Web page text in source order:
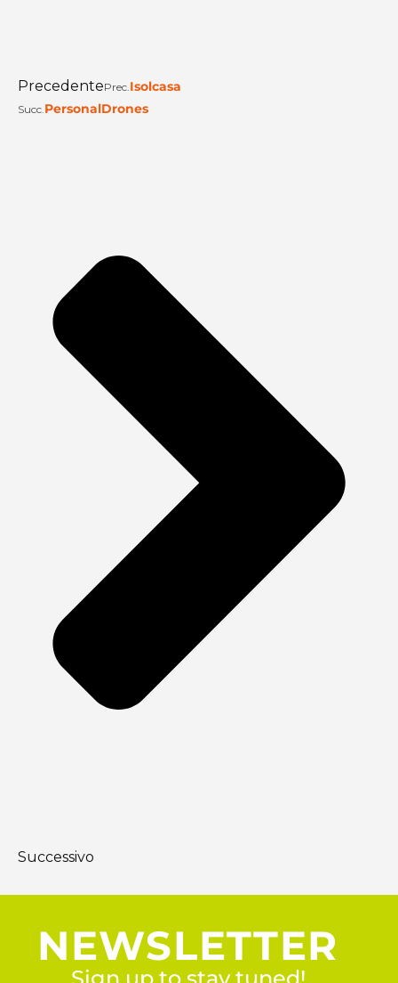
PrecedentePrec.Isolcasa
Succ.PersonalDrones
Successivo
NEWSLETTER